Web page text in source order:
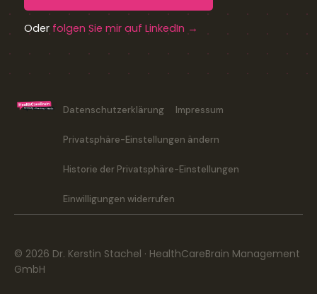
Oder folgen Sie mir auf LinkedIn →
Datenschutzerklärung Impressum
Privatsphäre-Einstellungen ändern
Historie der Privatsphäre-Einstellungen
Einwilligungen widerrufen
© 2026 Dr. Kerstin Stachel · HealthCareBrain Management
GmbH